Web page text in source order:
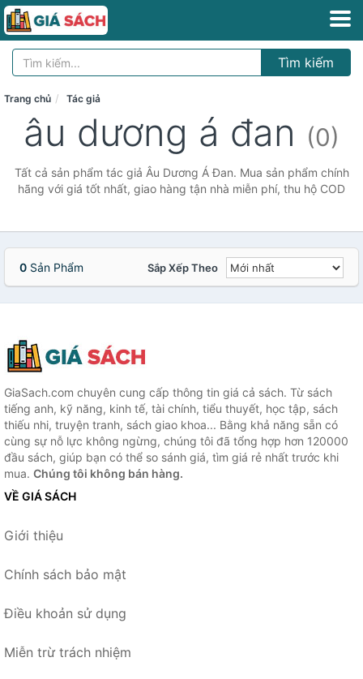
Tìm kiếm
Trang chủ Tác giả
âu dương á đan (0)
Tất cả sản phẩm tác giả Âu Dương Á Đan. Mua sản phẩm chính
hãng với giá tốt nhất, giao hàng tận nhà miễn phí, thu hộ COD
0 Sản Phẩm Sắp Xếp Theo
GiaSach.com chuyên cung cấp thông tin giá cả sách. Từ sách
tiếng anh, kỹ năng, kinh tế, tài chính, tiểu thuyết, học tập, sách
thiếu nhi, truyện tranh, sách giao khoa... Bằng khả năng sẵn có
cùng sự nỗ lực không ngừng, chúng tôi đã tổng hợp hơn 120000
đầu sách, giúp bạn có thể so sánh giá, tìm giá rẻ nhất trước khi
mua. Chúng tôi không bán hàng.
VỀ GIÁ SÁCH
Giới thiệu
Chính sách bảo mật
Điều khoản sử dụng
Miễn trừ trách nhiệm